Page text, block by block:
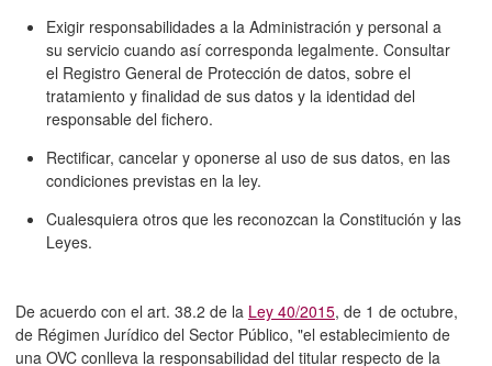
Exigir responsabilidades a la Administración y personal a
su servicio cuando así corresponda legalmente. Consultar
el Registro General de Protección de datos, sobre el
tratamiento y finalidad de sus datos y la identidad del
responsable del fichero.
Rectificar, cancelar y oponerse al uso de sus datos, en las
condiciones previstas en la ley.
Cualesquiera otros que les reconozcan la Constitución y las
Leyes.
De acuerdo con el art. 38.2 de la Ley 40/2015, de 1 de octubre,
de Régimen Jurídico del Sector Público, "el establecimiento de
una OVC conlleva la responsabilidad del titular respecto de la